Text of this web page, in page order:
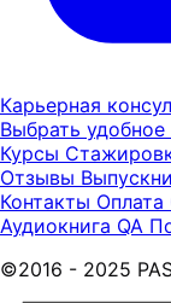
Карьерная
Выбрать
Курсы
Отзывы
Контакты Оплата
Аудиокнига QA
©2016 - 2025